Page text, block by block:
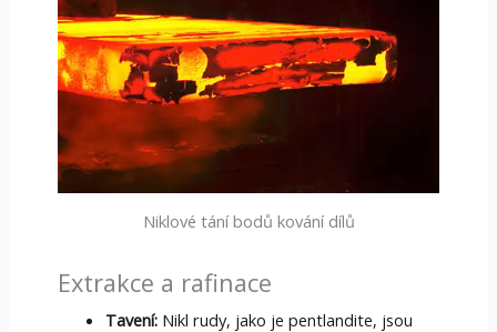
Niklové tání bodů kování dílů
Extrakce a rafinace
Tavení: Nikl rudy, jako je pentlandite, jsou